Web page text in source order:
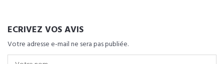
ECRIVEZ VOS AVIS
Votre adresse e-mail ne sera pas publiée.